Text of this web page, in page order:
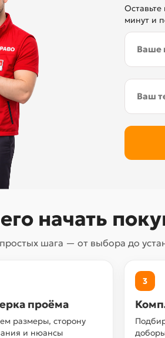
минут и
начать
шага — от выбора до
проёма
размеры, сторону
и нюансы
3